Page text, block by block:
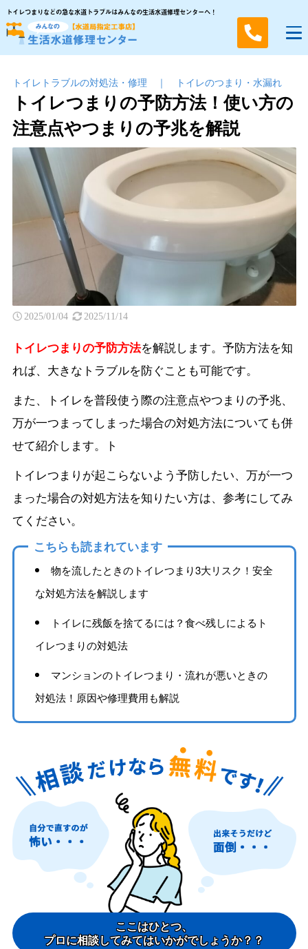
トイレつまりなどの急な水道トラブルはみんなの生活水道修理センターへ！
トイレトラブルの対処法・修理 ｜ トイレのつまり・⽔漏れ
トイレつまりの予防方法！使い方の
注意点やつまりの予兆を解説
2025/01/04 2025/11/14
トイレつまりの予防方法を解説します。予防方法を知
れば、大きなトラブルを防ぐことも可能です。
また、トイレを普段使う際の注意点やつまりの予兆、
万が一つまってしまった場合の対処方法についても併
せて紹介します。ト
トイレつまりが起こらないよう予防したい、万が一つ
まった場合の対処方法を知りたい方は、参考にしてみ
てください。
こちらも読まれています
物を流したときのトイレつまり3大リスク！安全
な対処方法を解説します
トイレに残飯を捨てるには？食べ残しによるト
イレつまりの対処法
マンションのトイレつまり・流れが悪いときの
対処法！原因や修理費用も解説
ここはひとつ、
プロに相談してみてはいかがでしょうか？？